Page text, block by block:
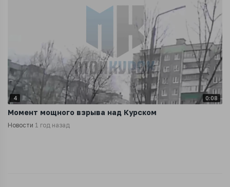
4 0:08
Момент мощного взрыва над Курском
Новости 1 год назад